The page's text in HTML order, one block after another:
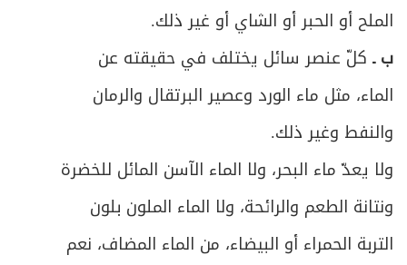
الملح أو الحبر أو الشاي أو غير ذلك.
ب ـ كلّ عنصر سائل يختلف في حقيقته عن
الماء، مثل ماء الورد وعصير البرتقال والرمان
والنفط وغير ذلك.
ولا يعدّ ماء البحر، ولا الماء الآسن المائل للخضرة
ونتانة الطعم والرائحة، ولا الماء الملون بلون
التربة الحمراء أو البيضاء، من الماء المضاف، نعم